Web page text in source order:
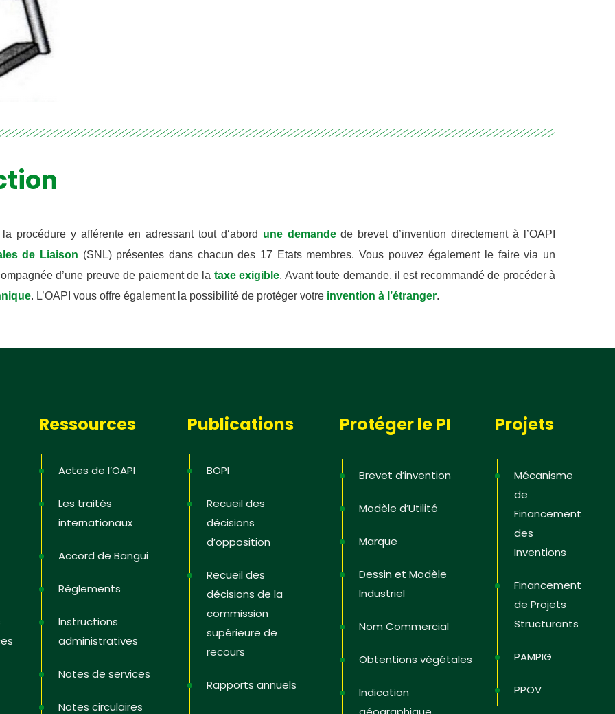
procédure y afférente en adressant tout d‘abord une demandede brevet d’invention directement à l’OAPI
de Liaison (SNL) présentes dans chacun des 17 Etats membres. Vous pouvez également le faire via un
d’une preuve de paiement de la taxe exigible. Avant toute demande, il est recommandé de procéder à
. L’OAPI vous offre également la possibilité de protéger votre invention à l’étranger.
Ressources
Actes de l’OAPI
Les traités
internationaux
Accord de Bangui
Règlements
Instructions
administratives
Notes de services
Notes circulaires
Publications
BOPI
Recueil des
décisions
d’opposition
Recueil des
décisions de la
commission
supérieure de
recours
Rapports annuels
Protéger le PI
Brevet d’invention
Modèle d’Utilité
Marque
Dessin et Modèle
Industriel
Nom Commercial
Obtentions végétales
Indication
Projets
Mécanisme
de
Financement
des
Inventions
Financement
de Projets
Structurants
PAMPIG
PPOV